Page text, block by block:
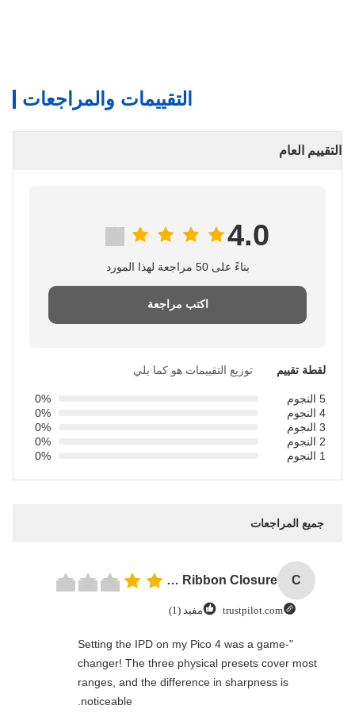
التقييمات والمراجعات
التقييم العام
4.0
بناءً على 50 مراجعة لهذا المورد
اكتب مراجعة
لقطة تقييم توزيع التقييمات هو كما يلي
5 النجوم
0%
4 النجوم
0%
0%
0%
0%
جميع المراجعات
C
Custom Logo Paper Cardboard Packing Folding White / Black / Rose Gold Luxury Magnetic Gift Box with Ribbon Closure
trustpilot.com مفيد (1)
"Setting the IPD on my Pico 4 was a game-
changer! The three physical presets cover most
ranges, and the difference in sharpness is
noticeable.